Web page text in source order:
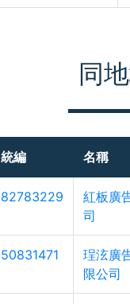
同
統編 名稱
82783229
紅板廣
司
50831471
珵泫廣
限公司